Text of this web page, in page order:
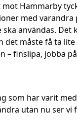
Hammarby
med
användas.
måste få ta
finslipa, jobba
som har varit
utan nu ser